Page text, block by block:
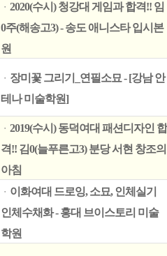
ㆍ 2020(수시) 청강대 게임과 합격!! 임
0주(해송고3) - 송도 애니스타 입시본
원
ㆍ 장미꽃 그리기_연필소묘 - [강남 안
테나 미술학원]
ㆍ 2019(수시) 동덕여대 패션디자인 합
격!! 김0(늘푸른고3) 분당 서현 창조의
아침
ㆍ 이화여대 드로잉, 소묘, 인체실기
인체수채화 - 홍대 브이스토리 미술
학원